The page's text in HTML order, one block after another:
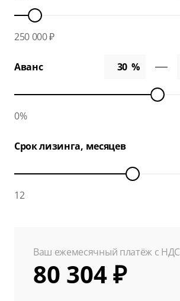
250 000 ₽
Аванс
0%
Срок лизинга, месяцев
12
Ваш ежемесячный платёж с НДС
80 304 ₽